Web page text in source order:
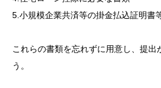
5.小規模企業共済等の掛金払込証明書
これらの書類を忘れずに用意し、提出
う。